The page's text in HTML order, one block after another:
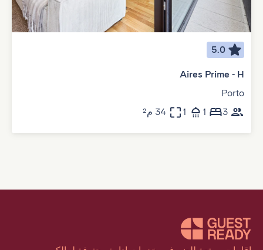
5.0
Aires Prime - H
Porto
3
1
1 34 م²